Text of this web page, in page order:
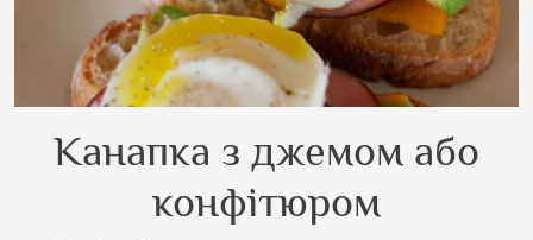
Канапка з джемом або
конфітюром